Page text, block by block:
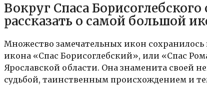
Вокруг Спаса
рассказать о самой большой
Множество замечательных икон
икона «Спас Борисоглебский», или «Спас
Ярославской области. Она знаменита своей
судьбой, таинственным происхождением и